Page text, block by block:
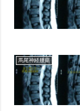
馬尾神経腫瘍